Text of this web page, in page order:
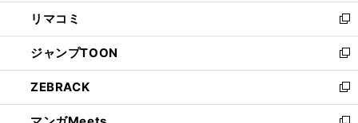
で
開
く
ン
ド
ウ
で
開
く
ウ
ィ
ン
ド
ウ
で
開
し
い
ウ
ィ
ン
ド
ウ
リマコミ
新
し
い
ウ
ィ
ン
ジャンプTOON
新
し
い
ウ
ZEBRACK
新
し